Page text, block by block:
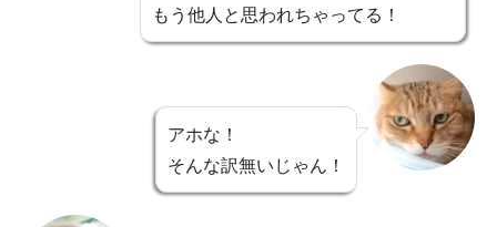
もう他人と思われちゃってる！
アホな！
そんな訳無いじゃん！